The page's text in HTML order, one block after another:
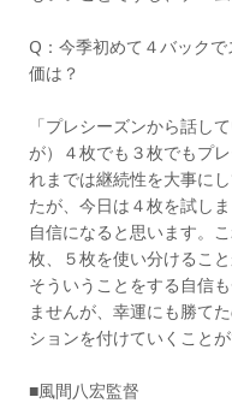
Q：今季初めて４バック
価は？
「プレシーズンから話し
が）４枚でも３枚でもプ
れまでは継続性を大事に
たが、今日は４枚を試し
自信になると思います。
枚、５枚を使い分けるこ
そういうことをする自信
ませんが、幸運にも勝て
ションを付けていくこと
■風間八宏監督